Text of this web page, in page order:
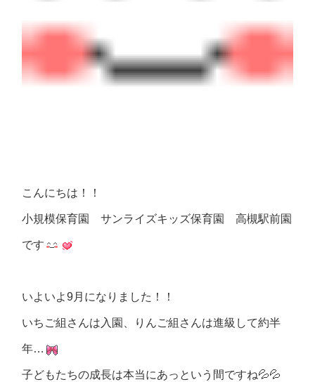
こんにちは！！
小規模保育園 サンライズキッズ保育園 高槻駅前園
です
いよいよ9月になりました！！
いちご組さんは入園、りんご組さんは進級して約半
年…
子どもたちの成長は本当にあっという間ですね💦💦